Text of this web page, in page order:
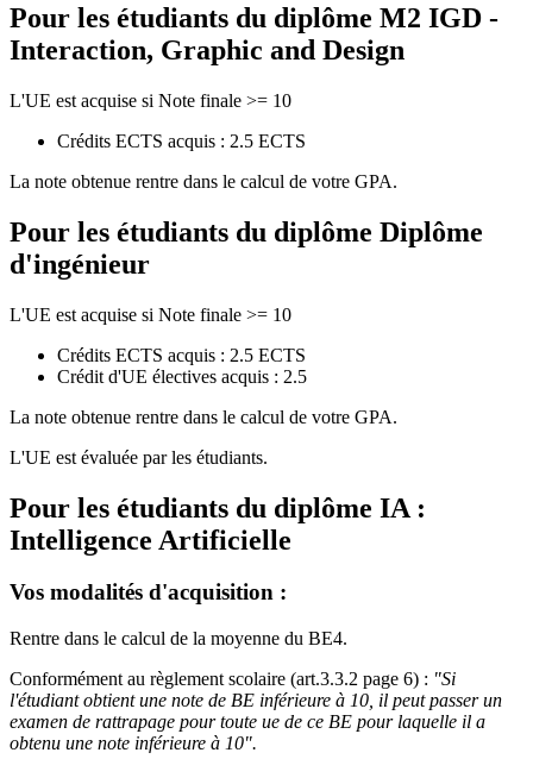
Pour les étudiants du diplôme M2 IGD -
Interaction, Graphic and Design
L'UE est acquise si Note finale >= 10
Crédits ECTS acquis : 2.5 ECTS
La note obtenue rentre dans le calcul de votre GPA.
Pour les étudiants du diplôme Diplôme
d'ingénieur
L'UE est acquise si Note finale >= 10
Crédits ECTS acquis : 2.5 ECTS
Crédit d'UE électives acquis : 2.5
La note obtenue rentre dans le calcul de votre GPA.
L'UE est évaluée par les étudiants.
Pour les étudiants du diplôme IA :
Intelligence Artificielle
Vos modalités d'acquisition :
Rentre dans le calcul de la moyenne du BE4.
Conformément au règlement scolaire (art.3.3.2 page 6) : "Si
l'étudiant obtient une note de BE inférieure à 10, il peut passer un
examen de rattrapage pour toute ue de ce BE pour laquelle il a
obtenu une note inférieure à 10".